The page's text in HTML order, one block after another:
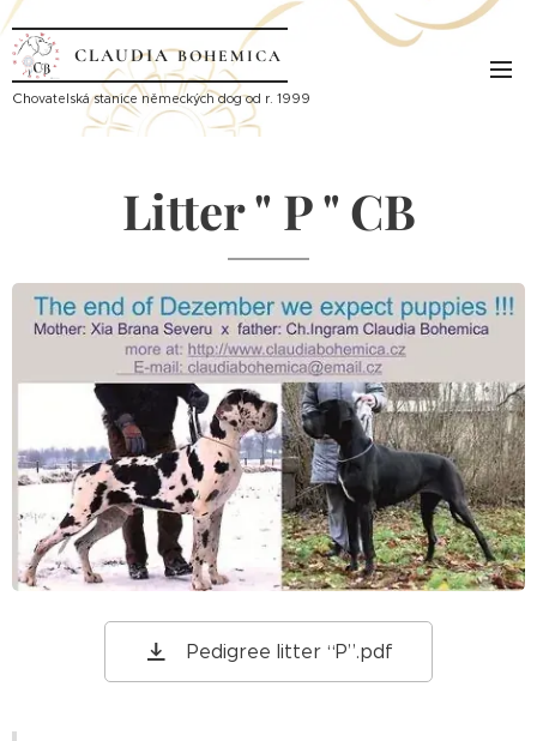
CLAUDIABOHEMICA
Chovatelská stanice německých dog od r. 1999
Litter " P " CB
Pedigree litter “P”.pdf